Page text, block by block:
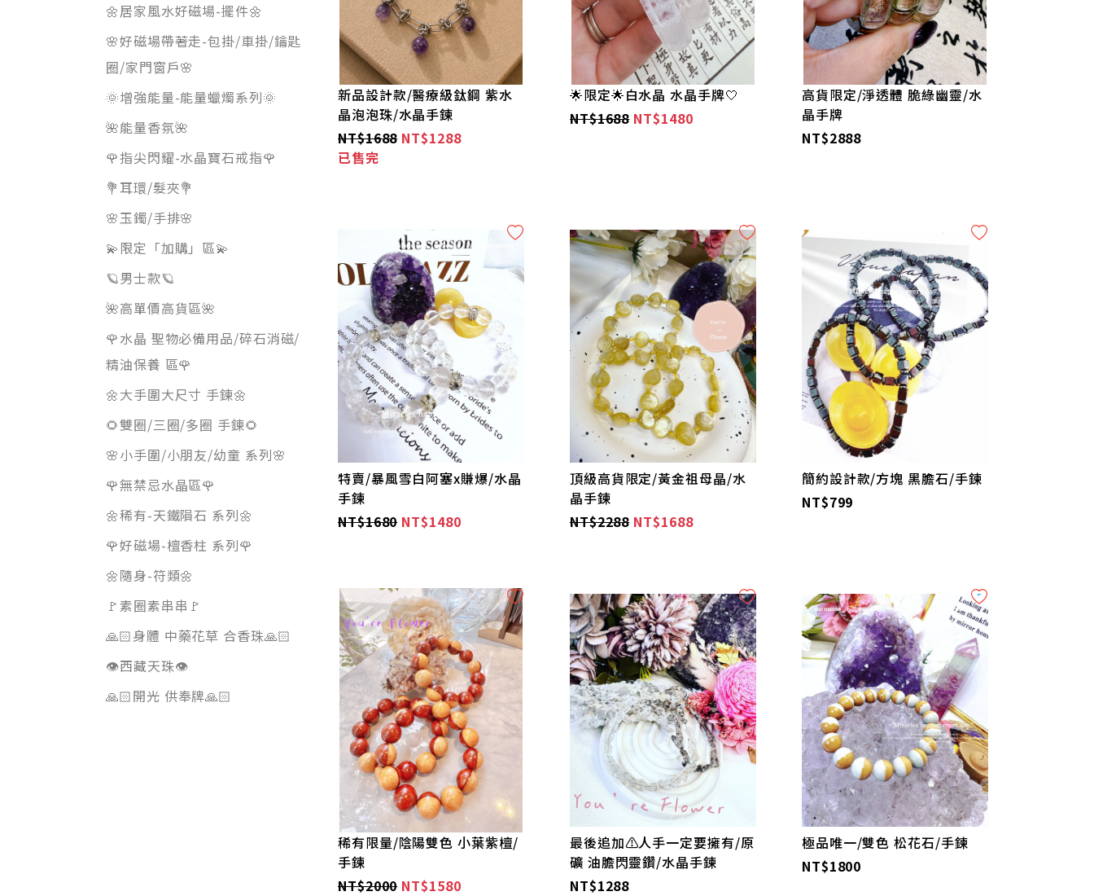
🌼居家風水好磁場-擺件🌼
🌸好磁場帶著走-包掛/車掛/鑰匙
圈/家門窗戶🌸
🌞增強能量-能量蠟燭系列🌞
🌺能量香氛🌺
🌹指尖閃耀-水晶寶石戒指🌹
💐耳環/髮夾💐
🌸玉鐲/手排🌸
💫限定「加購」區💫
🪐男士款🪐
🌺高單價高貨區🌺
🌹水晶 聖物必備用品/碎石消磁/
精油保養 區🌹
🌼大手圍大尺寸 手鍊🌼
🌻雙圈/三圈/多圈 手鍊🌻
🌸小手圍/小朋友/幼童 系列🌸
🌹無禁忌水晶區🌹
🌼稀有-天鐵隕石 系列🌼
🌹好磁場-檀香柱 系列🌹
🌼隨身-符類🌼
🚩素圈素串串🚩
🙏🏻身體 中藥花草 合香珠🙏🏻
👁️西藏天珠👁️
🙏🏻開光 供奉牌🙏🏻
新品設計款/醫療級鈦鋼 紫水
晶泡泡珠/水晶手鍊
NT$1688 NT$1288
已售完
🌟限定🌟白水晶 水晶手牌🤍
NT$1688 NT$1480
高貨限定/淨透體 脆綠幽靈/水
晶手牌
NT$2888
特賣/暴風雪白阿塞x賺爆/水晶
手鍊
NT$1680 NT$1480
頂級高貨限定/黃金祖母晶/水
晶手鍊
NT$2288 NT$1688
簡約設計款/方塊 黑膽石/手鍊
NT$799
稀有限量/陰陽雙色 小葉紫檀/
手鍊
NT$2000 NT$1580
最後追加⚠️人手一定要擁有/原
礦 油膽閃靈鑽/水晶手鍊
NT$1288
極品唯一/雙色 松花石/手鍊
NT$1800